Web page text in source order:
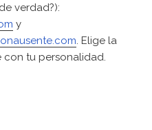
verdad?):
y
. Elige la
con tu personalidad.